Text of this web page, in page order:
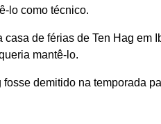
lo como técnico.
de férias de Ten Hag em
mantê-lo.